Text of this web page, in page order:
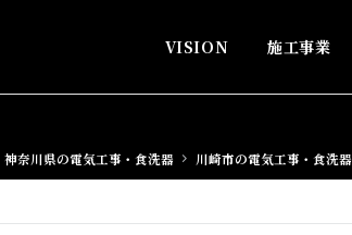
VISION 施工事業
神奈川県の電気工事・食洗器 川崎市の電気工事・食洗器